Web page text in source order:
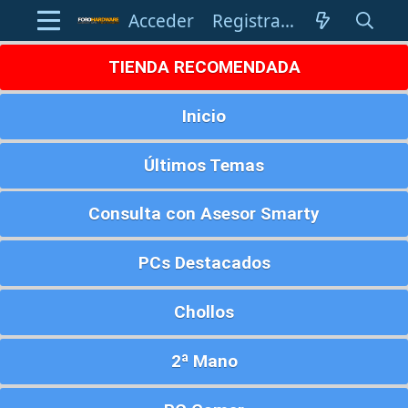
Acceder Registrarse
TIENDA RECOMENDADA
Inicio
Últimos Temas
Consulta con Asesor Smarty
PCs Destacados
Chollos
2ª Mano